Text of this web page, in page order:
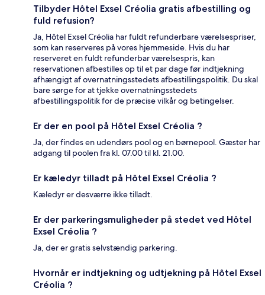
Tilbyder Hôtel Exsel Créolia gratis afbestilling og
fuld refusion?
Ja, Hôtel Exsel Créolia har fuldt refunderbare værelsespriser,
som kan reserveres på vores hjemmeside. Hvis du har
reserveret en fuldt refunderbar værelsespris, kan
reservationen afbestilles op til et par dage før indtjekning
afhængigt af overnatningsstedets afbestillingspolitik. Du skal
bare sørge for at tjekke overnatningsstedets
afbestillingspolitik for de præcise vilkår og betingelser.
Er der en pool på Hôtel Exsel Créolia ?
Ja, der findes en udendørs pool og en børnepool. Gæster har
adgang til poolen fra kl. 07.00 til kl. 21.00.
Er kæledyr tilladt på Hôtel Exsel Créolia ?
Kæledyr er desværre ikke tilladt.
Er der parkeringsmuligheder på stedet ved Hôtel
Exsel Créolia ?
Ja, der er gratis selvstændig parkering.
Hvornår er indtjekning og udtjekning på Hôtel Exsel
Créolia ?